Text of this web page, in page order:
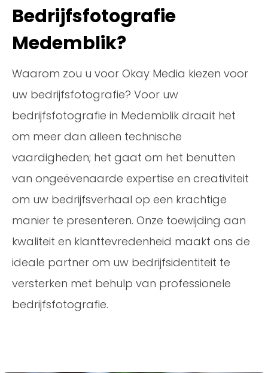
Bedrijfsfotografie
Medemblik?
Waarom zou u voor Okay Media kiezen voor
uw bedrijfsfotografie? Voor uw
bedrijfsfotografie in Medemblik draait het
om meer dan alleen technische
vaardigheden; het gaat om het benutten
van ongeëvenaarde expertise en creativiteit
om uw bedrijfsverhaal op een krachtige
manier te presenteren. Onze toewijding aan
kwaliteit en klanttevredenheid maakt ons de
ideale partner om uw bedrijfsidentiteit te
versterken met behulp van professionele
bedrijfsfotografie.